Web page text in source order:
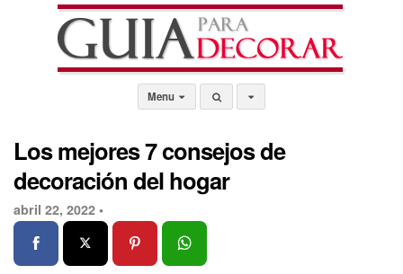
Menu
Los mejores 7 consejos de
decoración del hogar
abril 22, 2022 •